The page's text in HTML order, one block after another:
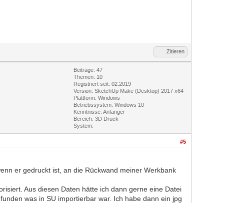
Zitieren
Beiträge: 47
Themen: 10
Registriert seit: 02.2019
Version: SketchUp Make (Desktop) 2017 x64
Plattform: Windows
Betriebssystem: Windows 10
Kenntnisse: Anfänger
Bereich: 3D Druck
System:
#5
er gedruckt ist, an die Rückwand meiner Werkbank
Aus diesen Daten hätte ich dann gerne eine Datei
was in SU importierbar war. Ich habe dann ein jpg